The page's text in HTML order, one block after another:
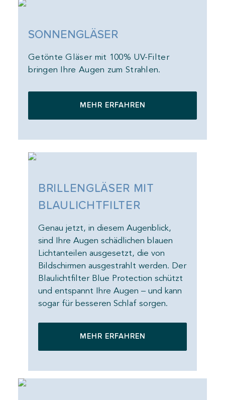
SONNENGLÄSER
Getönte Gläser mit 100% UV-Filter
bringen Ihre Augen zum Strahlen.
MEHR ERFAHREN
BRILLENGLÄSER MIT
BLAULICHTFILTER
Genau jetzt, in diesem Augenblick,
sind Ihre Augen schädlichen blauen
Lichtanteilen ausgesetzt, die von
Bildschirmen ausgestrahlt werden. Der
Blaulichtfilter Blue Protection schützt
und entspannt Ihre Augen – und kann
sogar für besseren Schlaf sorgen.
MEHR ERFAHREN